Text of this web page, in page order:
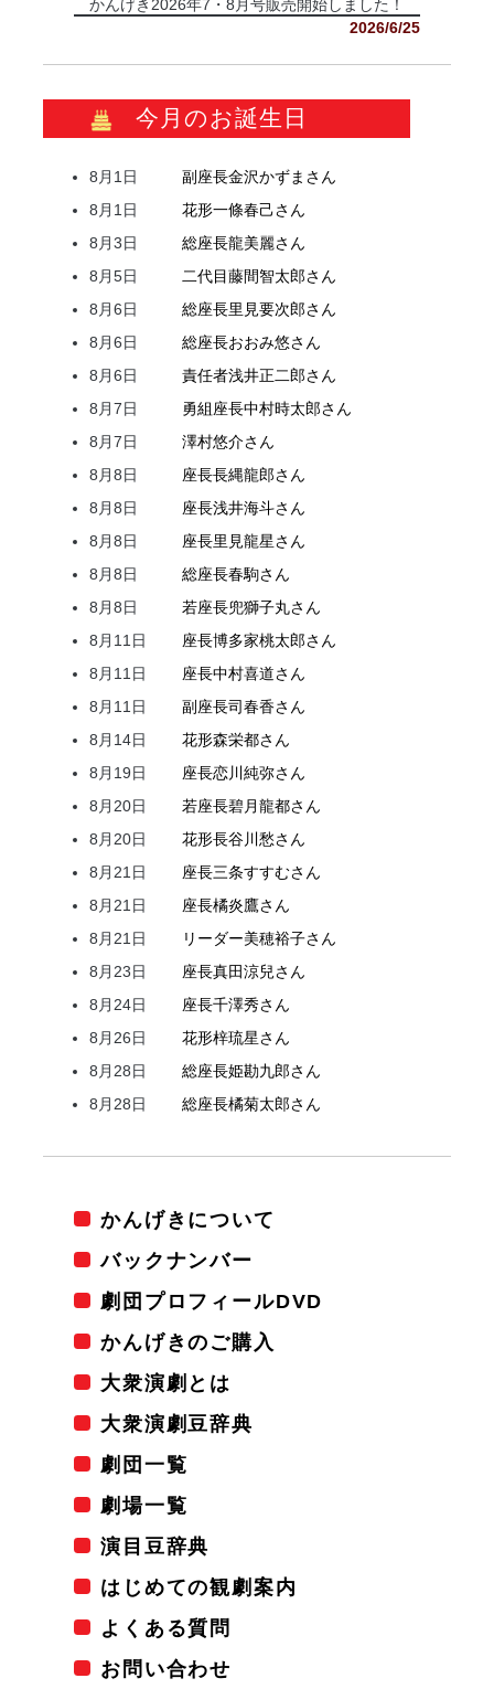
かんげき2026年7・8月号販売開始しました！
2026/6/25
今月のお誕生日
8月1日 副座長金沢かずま さん
8月1日
花形一條春己さん
8月3日
総座長龍美麗さん
8月5日
二代目藤間智太郎さん
8月6日
総座長里見要次郎さん
8月6日
総座長おおみ悠さん
8月6日
責任者浅井正二郎さん
8月7日
勇組座長中村時太郎さん
8月7日
澤村悠介さん
8月8日
座長長縄龍郎さん
8月8日
座長浅井海斗さん
8月8日
座長里見龍星さん
8月8日
総座長春駒さん
8月8日
若座長兜獅子丸さん
8月11日
座長博多家桃太郎さん
8月11日
座長中村喜道さん
8月11日
副座長司春香さん
8月14日
花形森栄都さん
8月19日
座長恋川純弥さん
8月20日
若座長碧月龍都さん
8月20日
花形長谷川愁さん
8月21日
座長三条すすむさん
8月21日
座長橘炎鷹さん
8月21日
リーダー美穂裕子さん
8月23日
座長真田涼兒さん
8月24日
座長千澤秀さん
8月26日
花形梓琉星さん
8月28日
総座長姫勘九郎さん
8月28日
総座長橘菊太郎さん
かんげきについて
バックナンバー
劇団プロフィールDVD
かんげきのご購入
大衆演劇とは
大衆演劇豆辞典
劇団一覧
劇場一覧
演目豆辞典
はじめての観劇案内
よくある質問
お問い合わせ